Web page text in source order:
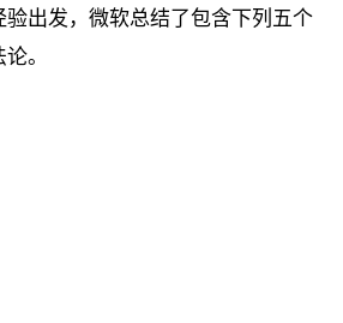
验出发，微软总结了包含下列五个
。